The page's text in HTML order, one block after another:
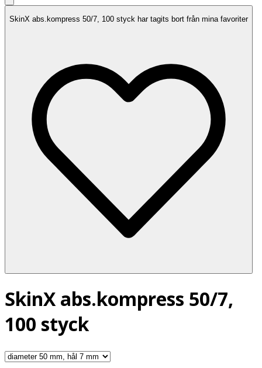
SkinX abs.kompress 50/7, 100 styck har tagits bort från mina favoriter
SkinX abs.kompress 50/7,
100 styck